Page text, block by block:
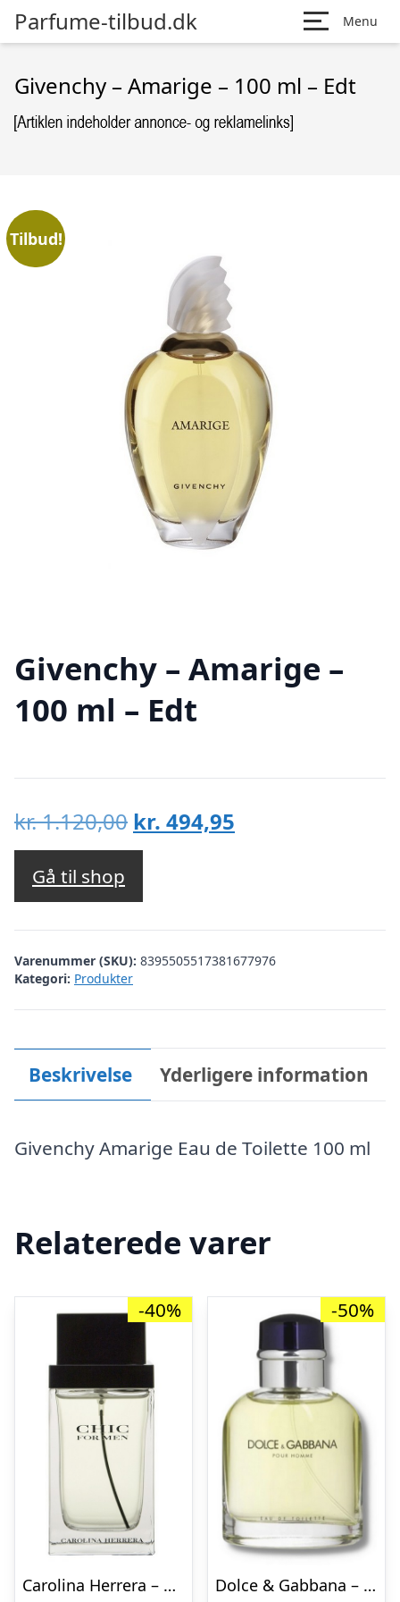
Parfume-tilbud.dk Menu
Givenchy – Amarige – 100 ml – Edt
Tilbud!
Givenchy – Amarige –
100 ml – Edt
kr.1.120,00 Den
oprindelige
var:
kr. 1.120,00.
kr. 494,95
kr. 494,95.
Gå til shop
Varenummer (SKU): 8395505517381677976
Kategori: Produkter
Beskrivelse Yderligere information
Givenchy Amarige Eau de Toilette 100 ml
Relaterede varer
-40%
Carolina Herrera – Chic Men – 100 ml – Edt
-50%
Dolce & Gabbana – Pour Homme – 125 ml – Edt